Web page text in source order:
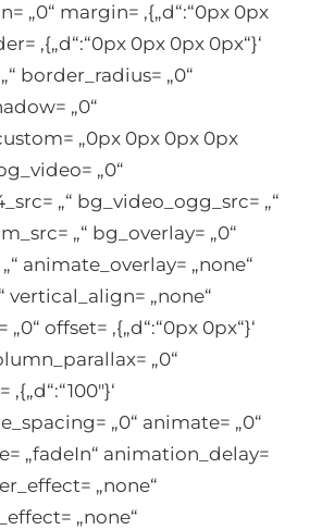
„0“ margin= ‚{„d“:“0px 0px
‚{„d“:“0px 0px 0px 0px“}‘
border_radius= „0“
„0“
„0px 0px 0px 0px
„0“
„“ bg_video_ogg_src= „“
„“ bg_overlay= „0“
animate_overlay= „none“
vertical_align= „none“
offset= ‚{„d“:“0px 0px“}‘
„0“
„0“ animate= „0“
„fadeIn“ animation_delay=
„none“
„none“